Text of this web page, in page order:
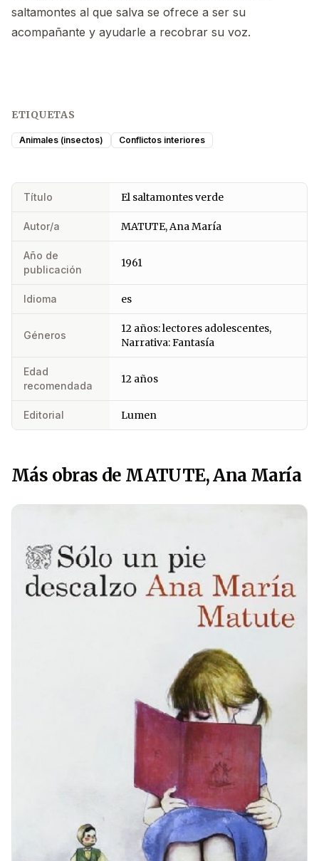
saltamontes al que salva se ofrece a ser su
acompañante y ayudarle a recobrar su voz.
ETIQUETAS
Animales (insectos) Conflictos interiores
Título El saltamontes verde
Autor/a MATUTE, Ana María
Año de
publicación
1961
Idioma es
Géneros
12 años: lectores adolescentes,
Narrativa: Fantasía
Edad
recomendada
12 años
Editorial Lumen
Más obras de MATUTE, Ana María